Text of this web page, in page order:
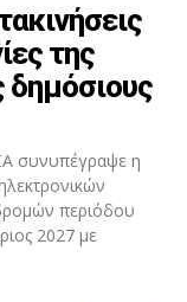
της
δημόσιους
συνυπέγραψε η
περιόδου
2027 με